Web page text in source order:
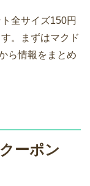
全サイズ150円
。まずはマクド
ら情報をまとめ
ーポン